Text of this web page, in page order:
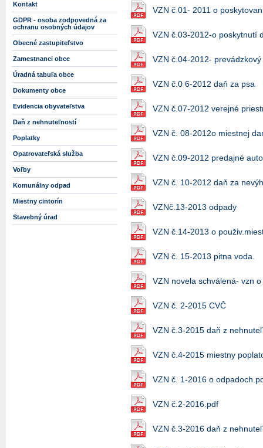
Kontakt
GDPR - osoba zodpovedná za
ochranu osobných údajov
Obecné zastupiteľstvo
Zamestnanci obce
Úradná tabuľa obce
Dokumenty obce
Evidencia obyvateľstva
Daň z nehnuteľností
Poplatky
Opatrovateľská služba
Voľby
Komunálny odpad
Miestny cintorín
Stavebný úrad
VZN č 01- 2011 o
VZN č.03-2012-o poskytnutí
VZN č.04-2012-
VZN č.0 6-2012 daň za psa
VZN č.07-2012 verejné
VZN č. 08-2012o miestnej
VZN č.09-2012 predajné
VZN č. 10-2012 daň za
VZNč.13-2013 odpady
VZN č.14-2013 o
VZN č. 15-2013 pitna voda.
VZN novela schválená- vzn
VZN č. 2-2015 CVČ
VZN č.3-2015 daň z
VZN č.4-2015 miestny
VZN č. 1-2016 o
VZN č.2-2016.pdf
VZN č.3-2016 daň z